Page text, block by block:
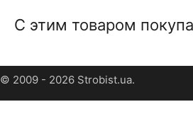
С этим товаром
© 2009 - 2026 Strobist.ua.